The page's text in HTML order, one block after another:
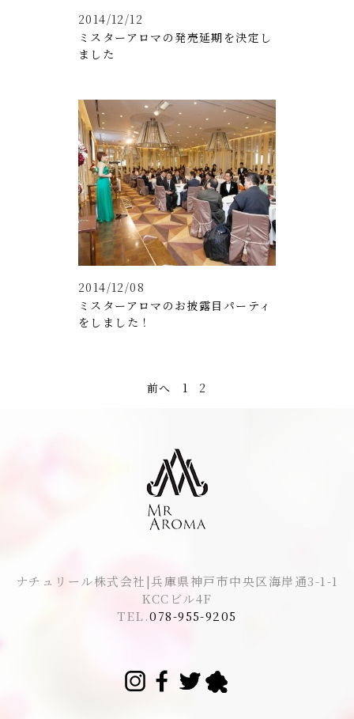
ミスターアロマの発売延期を決定し
ました
2014/12/12
ミスターアロマのお披露目パーティ
をしました！
2014/12/08
前へ 1 2
ナチュリール株式会社|兵庫県神戸市中央区海岸通3-1-1
KCCビル4F
TEL.078-955-9205